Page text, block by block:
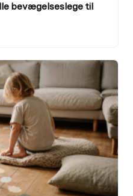
bevægelseslege til